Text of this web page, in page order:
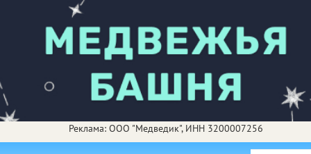
Реклама: ООО "Медведик", ИНН 3200007256